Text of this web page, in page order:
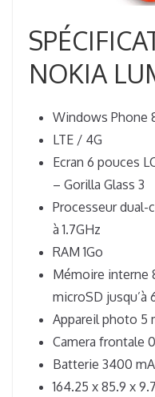
NOKIA
Windows Phone
LTE / 4G
Ecran 6 pouces
– Gorilla Glass 3
Processeur dual-
à 1.7GHz
RAM 1Go
Mémoire interne
microSD jusqu’à
Appareil photo 5
Camera frontale
Batterie 3400
164.25 x 85.9 x